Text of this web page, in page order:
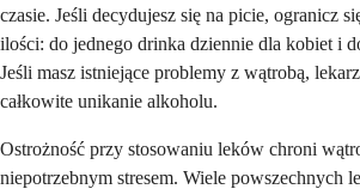
czasie. Jeśli decydujesz się na picie, ogranicz
ilości: do jednego drinka dziennie dla kobiet i
Jeśli masz istniejące problemy z wątrobą,
całkowite unikanie alkoholu.
Ostrożność przy stosowaniu leków chroni
niepotrzebnym stresem. Wiele powszechnych